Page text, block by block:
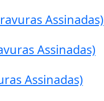
Assinadas)
Assinadas)
Assinadas)